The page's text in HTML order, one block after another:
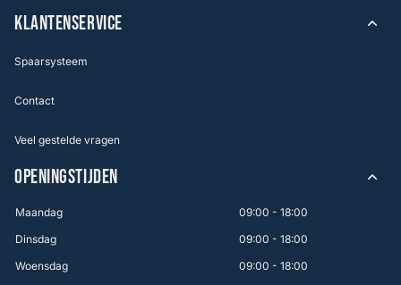
KLANTENSERVICE
Spaarsysteem
Contact
Veel gestelde vragen
OPENINGSTIJDEN
Maandag
09:00 - 18:00
Dinsdag
09:00 - 18:00
Woensdag
09:00 - 18:00